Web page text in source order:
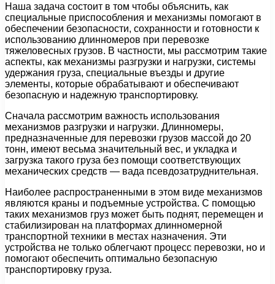
Наша задача состоит в том чтобы объяснить, как
специальные приспособления и механизмы помогают в
обеспечении безопасности, сохранности и готовности к
использованию длинномеров при перевозке
тяжеловесных грузов. В частности, мы рассмотрим такие
аспекты, как механизмы разгрузки и нагрузки, системы
удержания груза, специальные въезды и другие
элементы, которые обрабатывают и обеспечивают
безопасную и надежную транспортировку.
Сначала рассмотрим важность использования
механизмов разгрузки и нагрузки. Длинномеры,
предназначенные для перевозки грузов массой до 20
тонн, имеют весьма значительный вес, и укладка и
загрузка такого груза без помощи соответствующих
механических средств — вада псевдозатруднительная.
Наиболее распространенными в этом виде механизмов
являются краны и подъемные устройства. С помощью
таких механизмов груз может быть поднят, перемещен и
стабилизирован на платформах длинномерной
транспортной техники в местах назначения. Эти
устройства не только облегчают процесс перевозки, но и
помогают обеспечить оптимально безопасную
транспортировку груза.